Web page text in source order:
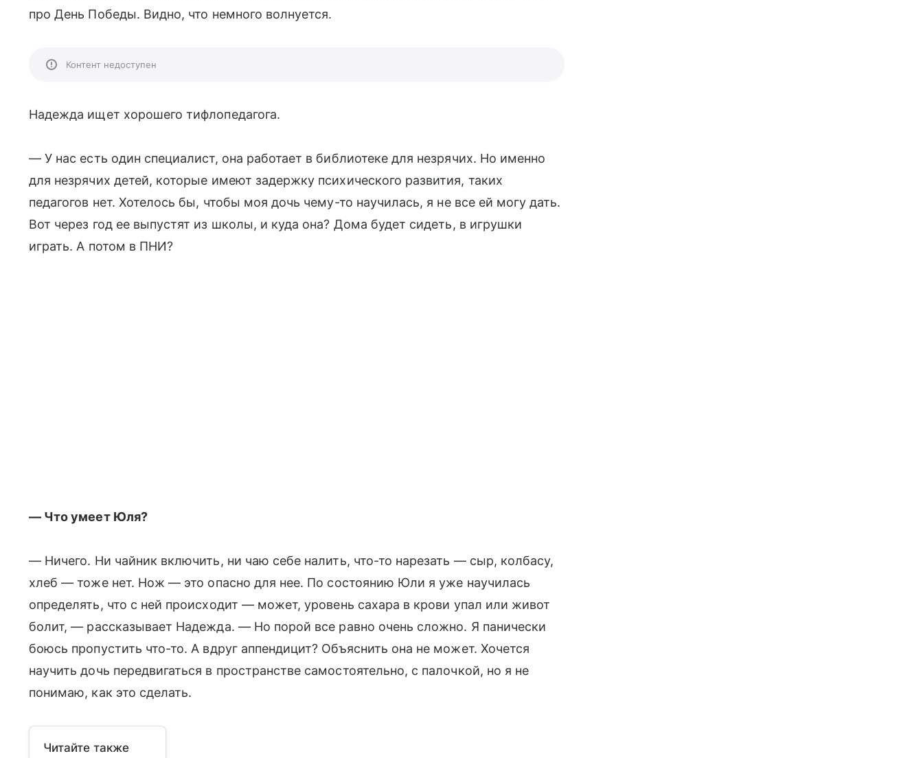
про День Победы. Видно, что немного волнуется.
Контент недоступен
Надежда ищет хорошего тифлопедагога.
— У нас есть один специалист, она работает в библиотеке для незрячих. Но именно
для незрячих детей, которые имеют задержку психического развития, таких
педагогов нет. Хотелось бы, чтобы моя дочь чему-то научилась, я не все ей могу дать.
Вот через год ее выпустят из школы, и куда она? Дома будет сидеть, в игрушки
играть. А потом в ПНИ?
— Что умеет Юля?
— Ничего. Ни чайник включить, ни чаю себе налить, что-то нарезать — сыр, колбасу,
хлеб — тоже нет. Нож — это опасно для нее. По состоянию Юли я уже научилась
определять, что с ней происходит — может, уровень сахара в крови упал или живот
болит, — рассказывает Надежда. — Но порой все равно очень сложно. Я панически
боюсь пропустить что-то. А вдруг аппендицит? Объяснить она не может. Хочется
научить дочь передвигаться в пространстве самостоятельно, с палочкой, но я не
понимаю, как это сделать.
Читайте также